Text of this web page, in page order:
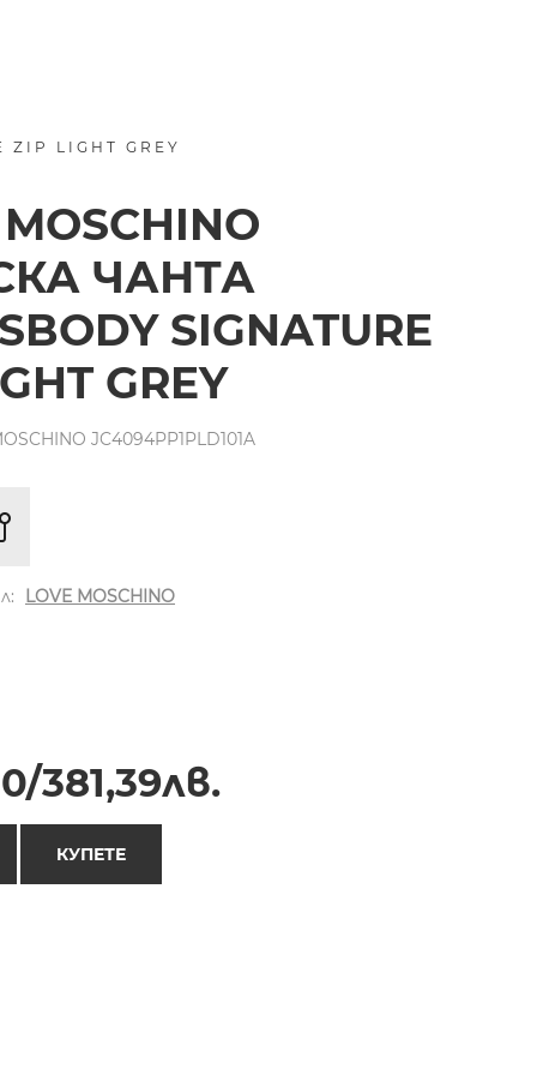
LIGHT GREY
ЧАНТА
SIGNATURE
GREY
JC4094PP1PLD101A
LOVE MOSCHINO
381,39лв.
КУПЕТЕ